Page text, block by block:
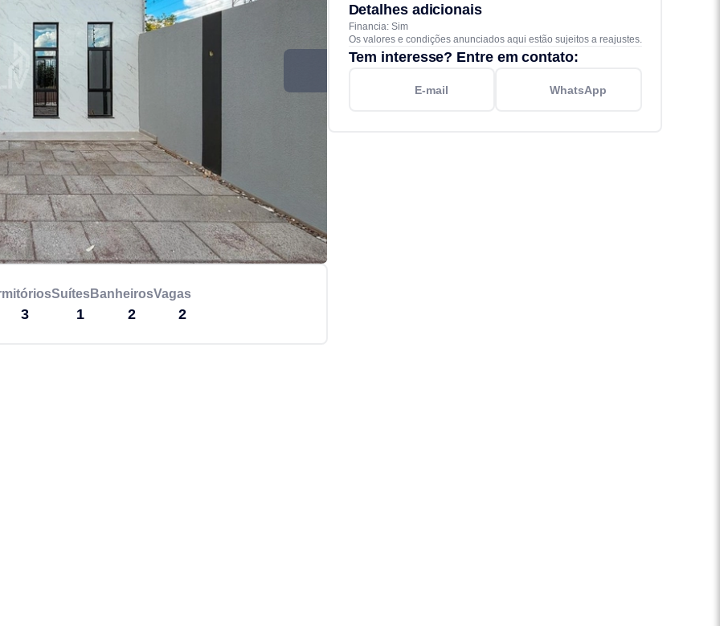
3
Suítes
1
Banheiros
2
Vagas
2
Detalhes adicionais
Financia: Sim
Os valores e condições anunciados aqui estão sujeitos a reajustes.
Tem interesse? Entre em contato:
E-mail WhatsApp